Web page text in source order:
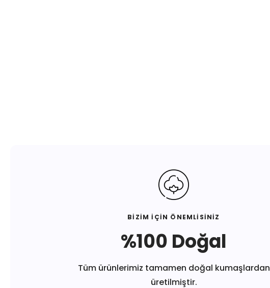
BİZİM İÇİN ÖNEMLİSİNİZ
%100 Doğal
Tüm ürünlerimiz tamamen doğal kumaşlardan
üretilmiştir.